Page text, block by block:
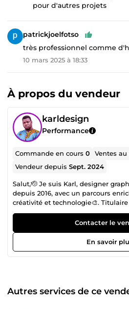
pour d'autres projets
patrickjoelfotso
très professionnel comme
10 mars 2025 à 18:33
À propos du vendeur
karldesign
Performance
Commande en cours0 Ventes
Vendeur depuisSept. 2024
Salut,🫡 Je suis Karl, designer
depuis 2016, avec un parcours
créativité et technologie🎨.
système informatique appliqué,
compétences pointues dans le
montage vidéo. Maîtrisant des
Adobe After Effects Adobe Premiere Pro
activité, afin de vous démarquer
compétitif et d'optimiser vos
Contacter le
En savoir
Autres services de ce